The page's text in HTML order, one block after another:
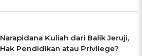
Narapidana Kuliah dari Balik Jeruji,
Hak Pendidikan atau Privilege?